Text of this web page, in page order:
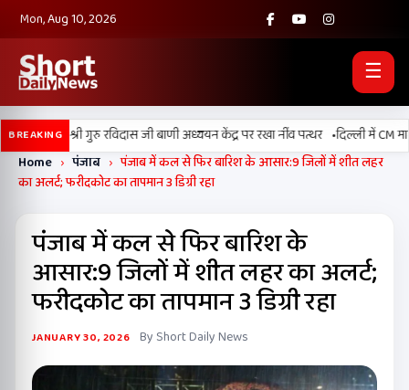
Mon, Aug 10, 2026
☰
BREAKING
में श्री गुरु रविदास जी बाणी अध्ययन केंद्र पर रखा नींव पत्थर •दिल्ली में CM मान
Home › पंजाब › पंजाब में कल से फिर बारिश के आसार:9 जिलों में शीत लहर
का अलर्ट; फरीदकोट का तापमान 3 डिग्री रहा
पंजाब में कल से फिर बारिश के
आसार:9 जिलों में शीत लहर का अलर्ट;
फरीदकोट का तापमान 3 डिग्री रहा
JANUARY 30, 2026 By Short Daily News